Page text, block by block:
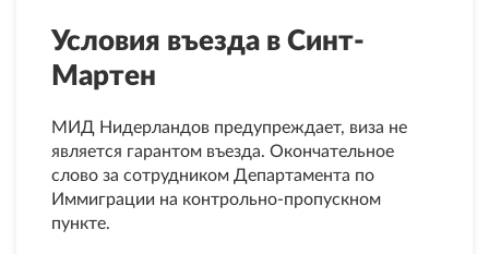
Условия въезда в Синт-
Мартен
МИД Нидерландов предупреждает, виза не
является гарантом въезда. Окончательное
слово за сотрудником Департамента по
Иммиграции на контрольно-пропускном
пункте.